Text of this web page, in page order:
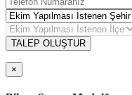
TALEP OLUŞTUR
×